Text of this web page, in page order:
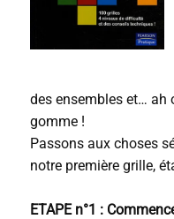
des ensembles et… ah
gomme !
Passons aux choses
notre première grille,
ETAPE n°1 :